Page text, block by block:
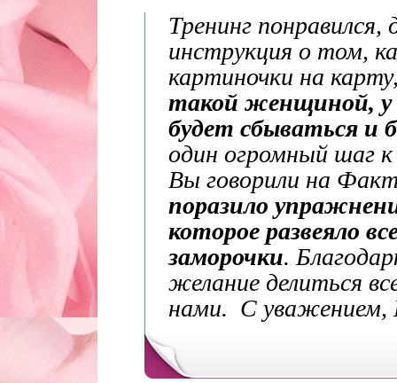
Тренинг
инструкция о том,
картиночки на
такой женщиной, у
будет сбываться и
один огромный шаг
Вы говорили на
поразило
которое развеяло
заморочки.
желание делиться
нами. С уважением,